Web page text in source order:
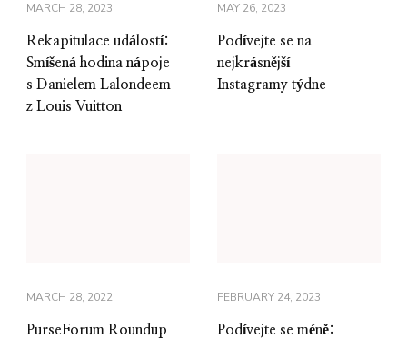
MARCH 28, 2023
Rekapitulace událostí:
Smíšená hodina nápoje
s Danielem Lalondeem
z Louis Vuitton
MAY 26, 2023
Podívejte se na
nejkrásnější
Instagramy týdne
MARCH 28, 2022
PurseForum Roundup
FEBRUARY 24, 2023
Podívejte se méně: